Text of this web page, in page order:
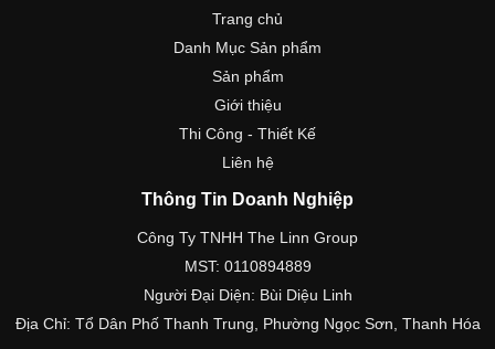
Trang chủ
Danh Mục Sản phẩm
Sản phẩm
Giới thiệu
Thi Công - Thiết Kế
Liên hệ
Thông Tin Doanh Nghiệp
Công Ty TNHH The Linn Group
MST: 0110894889
Người Đại Diện: Bùi Diệu Linh
Địa Chỉ: Tổ Dân Phố Thanh Trung, Phường Ngọc Sơn, Thanh Hóa